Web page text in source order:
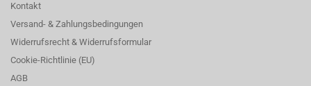
Kontakt
Versand- & Zahlungsbedingungen
Widerrufsrecht & Widerrufsformular
Cookie-Richtlinie (EU)
AGB